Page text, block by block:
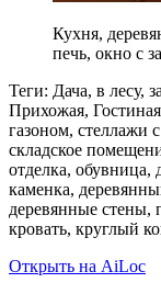
Кухня,
печь, окно с
Теги: Дача, в лесу,
Прихожая,
газоном, стеллажи
складское
отделка, обувница,
каменка,
деревянные стены,
кровать, круглый
Открыть на AiLoc